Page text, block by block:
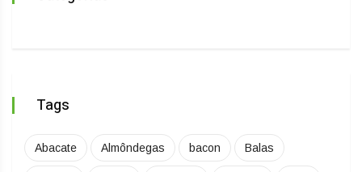
Tags
Abacate Almôndegas bacon Balas